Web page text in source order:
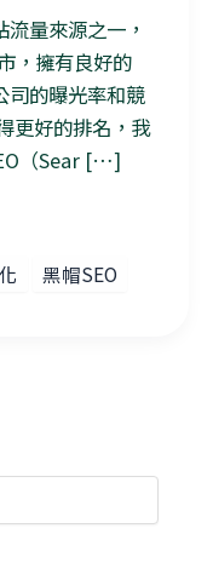
量來源之一，
，擁有良好的
司的曝光率和競
更好的排名，我
（Sear […]
黑帽SEO